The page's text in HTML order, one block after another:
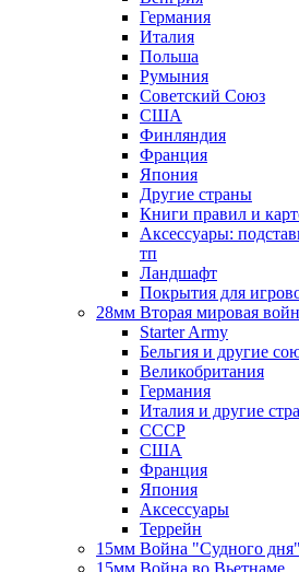
Германия
Италия
Польша
Румыния
Советский Союз
США
Финляндия
Франция
Япония
Другие страны
Книги правил и
Аксессуары:
тп
Ландшафт
Покрытия для
28мм Вторая мировая
Starter Army
Бельгия и другие
Великобритания
Германия
Италия и другие
СССР
США
Франция
Япония
Аксессуары
Террейн
15мм Война "Судного дня"
15мм Война во Вьетнаме